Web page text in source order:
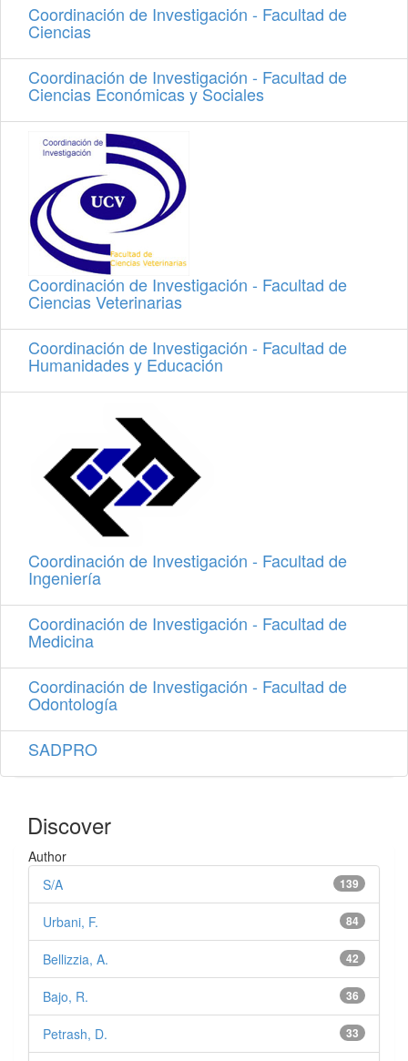
Coordinación de Investigación - Facultad de
Ciencias
Coordinación de Investigación - Facultad de
Ciencias Económicas y Sociales
Coordinación de Investigación - Facultad de
Ciencias Veterinarias
Coordinación de Investigación - Facultad de
Humanidades y Educación
Coordinación de Investigación - Facultad de
Ingeniería
Coordinación de Investigación - Facultad de
Medicina
Coordinación de Investigación - Facultad de
Odontología
SADPRO
Discover
Author
139
S/A
84
Urbani, F.
42
Bellizzia, A.
36
Bajo, R.
33
Petrash, D.